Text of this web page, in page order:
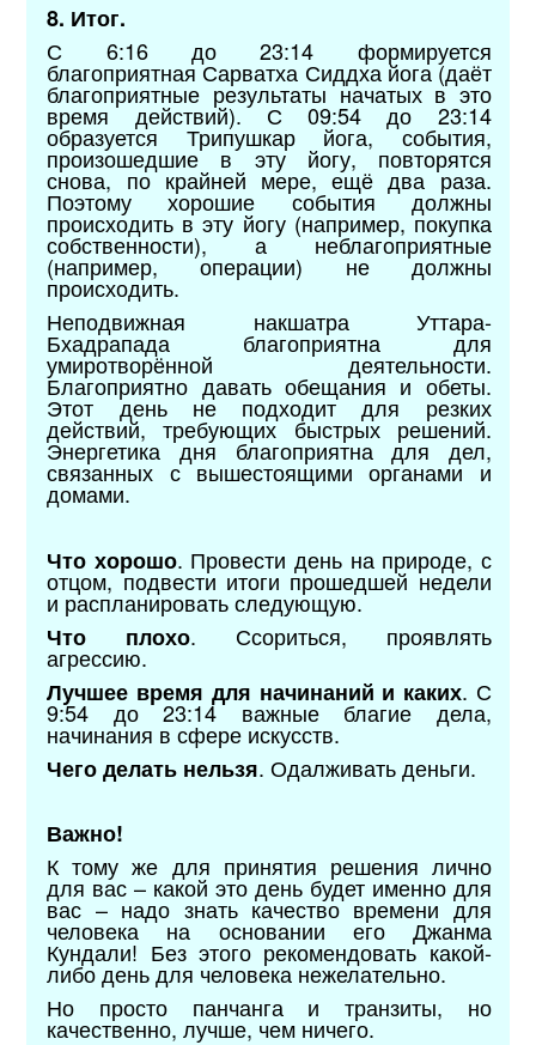
8. Итог.
С 6:16 до 23:14 формируется
благоприятная Сарватха Сиддха йога (даёт
благоприятные результаты начатых в это
время действий). С 09:54 до 23:14
образуется Трипушкар йога, события,
произошедшие в эту йогу, повторятся
снова, по крайней мере, ещё два раза.
Поэтому хорошие события должны
происходить в эту йогу (например, покупка
собственности), а неблагоприятные
(например, операции) не должны
происходить.
Неподвижная накшатра Уттара-
Бхадрапада благоприятна для
умиротворённой деятельности.
Благоприятно давать обещания и обеты.
Этот день не подходит для резких
действий, требующих быстрых решений.
Энергетика дня благоприятна для дел,
связанных с вышестоящими органами и
домами.
Что хорошо. Провести день на природе, с
отцом, подвести итоги прошедшей недели
и распланировать следующую.
Что плохо. Ссориться, проявлять
агрессию.
Лучшее время для начинаний и каких. С
9:54 до 23:14 важные благие дела,
начинания в сфере искусств.
Чего делать нельзя. Одалживать деньги.
Важно!
К тому же для принятия решения лично
для вас – какой это день будет именно для
вас – надо знать качество времени для
человека на основании его Джанма
Кундали! Без этого рекомендовать какой-
либо день для человека нежелательно.
Но просто панчанга и транзиты, но
качественно, лучше, чем ничего.